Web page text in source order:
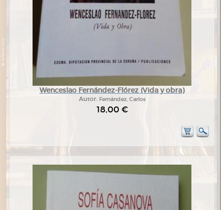
Wenceslao Fernández-Flórez (Vida y obra)
Autor: Fernández, Carlos
18,00 €